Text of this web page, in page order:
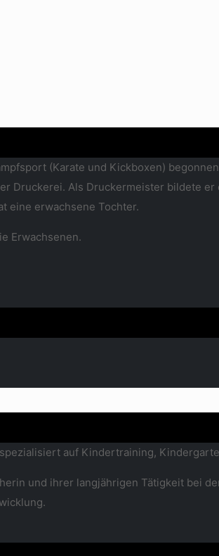
(Karate und Kickboxen)
Druckerei. Als Druckermeister bildete
eine erwachsene Tochter.
Erwachsenen.
auf Kindertraining,
und ihrer langjährigen Tätigkeit bei